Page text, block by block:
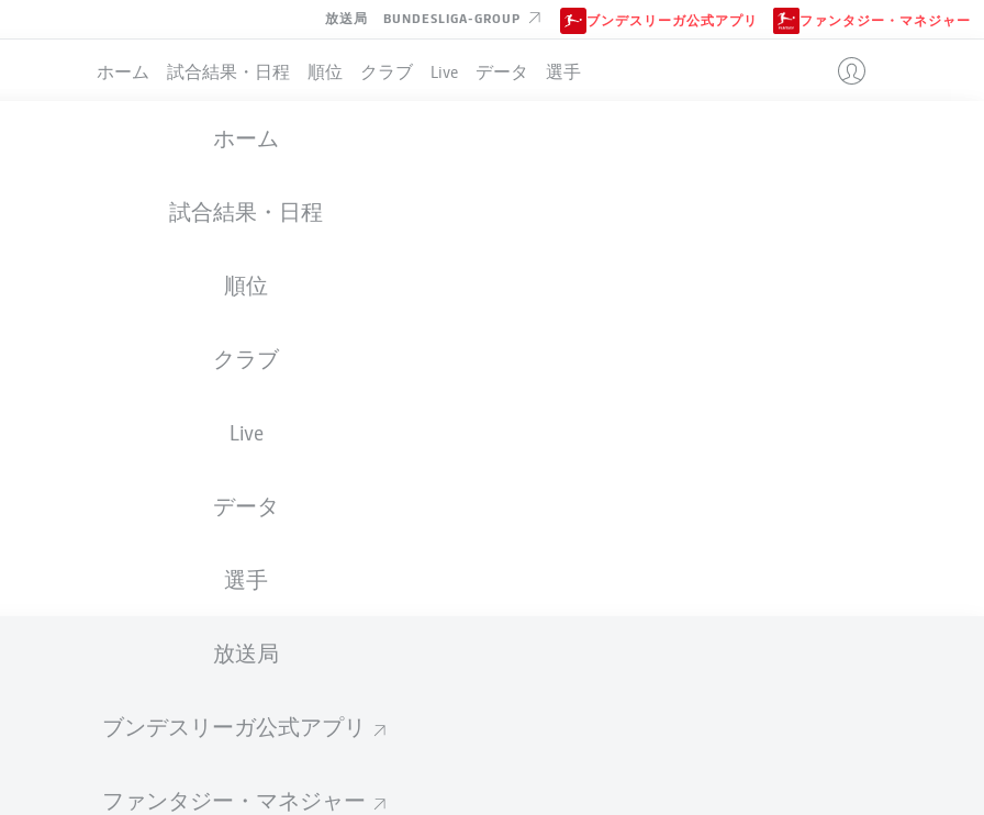
放送局 BUNDESLIGA-GROUP ブンデスリーガ公式アプリ ファンタジー・マネジャー
ホーム 試合結果・日程 順位 クラブ Live データ 選手
ホーム
試合結果・日程
順位
クラブ
Live
データ
選手
放送局
ブンデスリーガ公式アプリ
ファンタジー・マネジャー
17.06.1999